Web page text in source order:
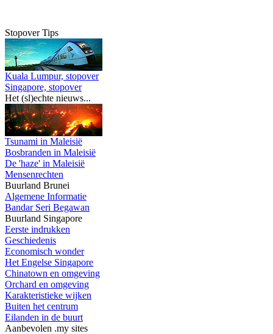
Stopover Tips
Kuala Lumpur, stopover
Singapore, stopover
Het (sl)echte nieuws...
Tsunami in Maleisië
Bosbranden in Maleisië
De 'haze' in Maleisië
Mensenrechten
Buurland Brunei
Algemene Informatie
Bandar Seri Begawan
Buurland Singapore
Eerste indrukken
Geschiedenis
Economisch wonder
Het Engelse Singapore
Chinatown en omgeving
Orchard en omgeving
Karakteristieke wijken
Buiten het centrum
Eilanden in de buurt
Aanbevolen .my sites